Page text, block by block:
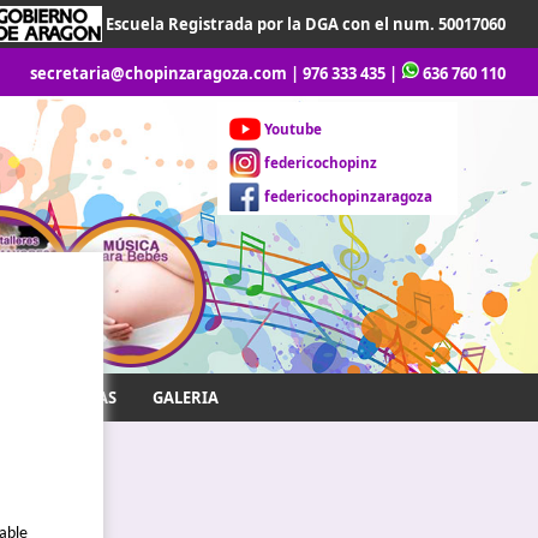
Escuela Registrada por la DGA con el num. 50017060
secretaria@chopinzaragoza.com |976 333 435 | 636 760 110
Youtube
federicochopinz
federicochopinzaragoza
DESCARGAS GALERIA